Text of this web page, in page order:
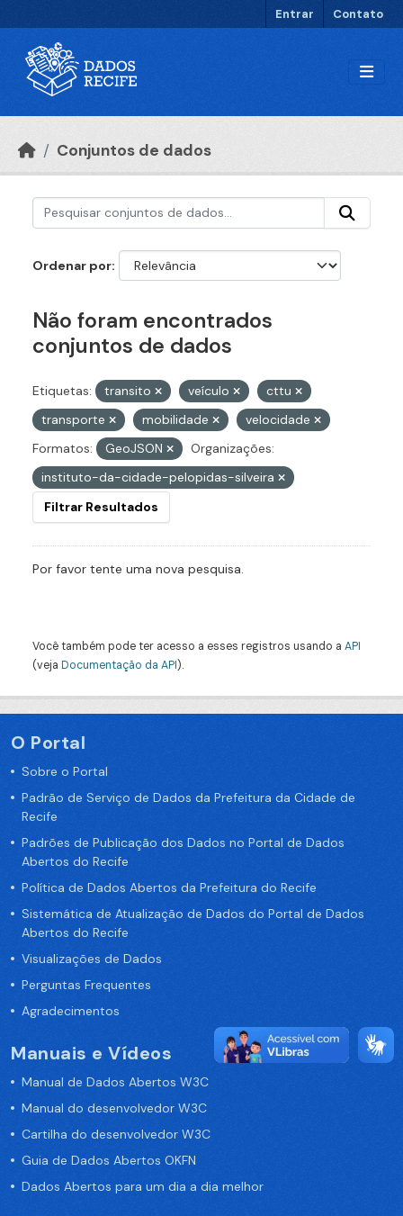
Entrar Contato
Conjuntos de dados
Ordenar por
Não foram encontrados
conjuntos de dados
Etiquetas: transito veículo
cttu
transporte
mobilidade
velocidade
Formatos:
GeoJSON
Organizações:
instituto-da-cidade-pelopidas-silveira
Filtrar Resultados
Por favor tente uma nova pesquisa.
Você também pode ter acesso a esses registros usando a API
(veja Documentação da API).
O Portal
Sobre o Portal
Padrão de Serviço de Dados da Prefeitura da Cidade de
Recife
Padrões de Publicação dos Dados no Portal de Dados
Abertos do Recife
Política de Dados Abertos da Prefeitura do Recife
Sistemática de Atualização de Dados do Portal de Dados
Abertos do Recife
Visualizações de Dados
Perguntas Frequentes
Agradecimentos
Manuais e Vídeos
Manual de Dados Abertos W3C
Manual do desenvolvedor W3C
Cartilha do desenvolvedor W3C
Guia de Dados Abertos OKFN
Dados Abertos para um dia a dia melhor